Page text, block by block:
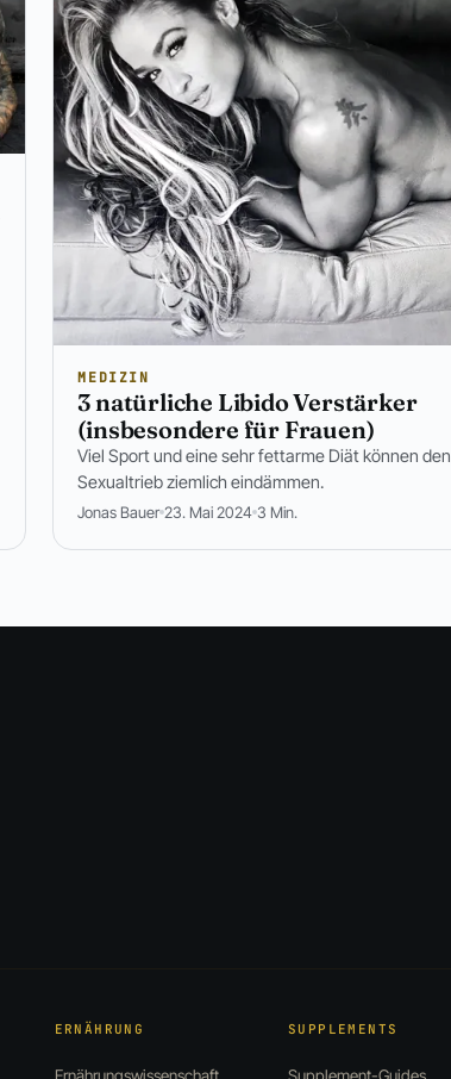
MEDIZIN
3 natürliche Libido Verstärker
(insbesondere für Frauen)
Viel Sport und eine sehr fettarme Diät können den
Sexualtrieb ziemlich eindämmen.
Jonas Bauer 23. Mai 2024 3 Min.
ERNÄHRUNG
Ernährungswissenschaft
SUPPLEMENTS
Supplement-Guides